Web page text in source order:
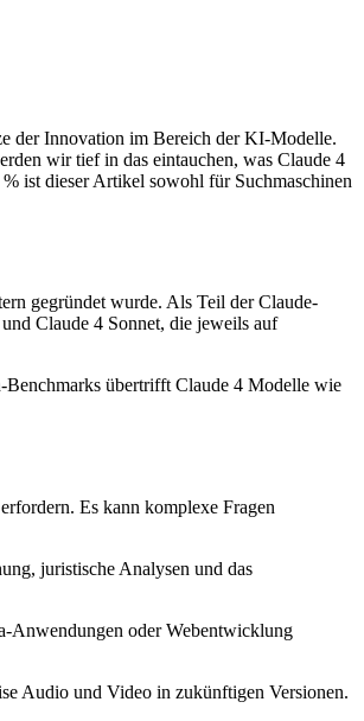
der Innovation im Bereich der KI-Modelle.
wir tief in das eintauchen, was Claude 4
ist dieser Artikel sowohl für Suchmaschinen
gegründet wurde. Als Teil der Claude-
Claude 4 Sonnet, die jeweils auf
Benchmarks übertrifft Claude 4 Modelle wie
Es kann komplexe Fragen
juristische Analysen und das
Anwendungen oder Webentwicklung
Audio und Video in zukünftigen Versionen.